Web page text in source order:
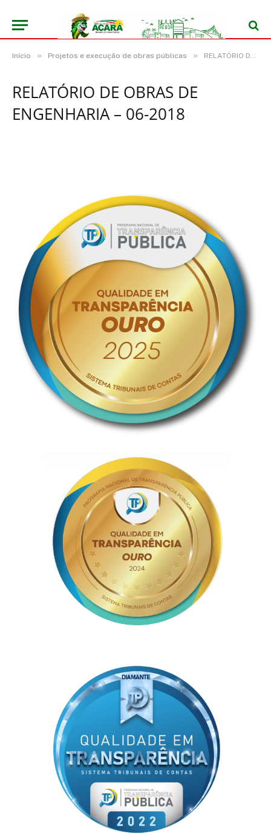
Início » Projetos e execução de obras públicas » RELATÓRIO DE OBRAS DE ENGENHARIA – 06-2018
RELATÓRIO DE OBRAS DE
ENGENHARIA – 06-2018